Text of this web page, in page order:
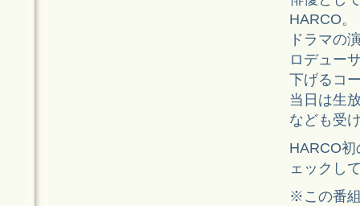
HARCO。
ドラマの
ロデュー
下げるコ
当日は生
なども受
HARCO
ェックし
※この番